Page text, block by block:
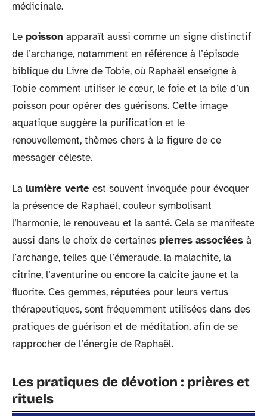
médicinale.
Le poisson apparaît aussi comme un signe distinctif
de l’archange, notamment en référence à l’épisode
biblique du Livre de Tobie, où Raphaël enseigne à
Tobie comment utiliser le cœur, le foie et la bile d’un
poisson pour opérer des guérisons. Cette image
aquatique suggère la purification et le
renouvellement, thèmes chers à la figure de ce
messager céleste.
La lumière verte est souvent invoquée pour évoquer
la présence de Raphaël, couleur symbolisant
l’harmonie, le renouveau et la santé. Cela se manifeste
aussi dans le choix de certaines pierres associées à
l’archange, telles que l’émeraude, la malachite, la
citrine, l’aventurine ou encore la calcite jaune et la
fluorite. Ces gemmes, réputées pour leurs vertus
thérapeutiques, sont fréquemment utilisées dans des
pratiques de guérison et de méditation, afin de se
rapprocher de l’énergie de Raphaël.
Les pratiques de dévotion : prières et
rituels